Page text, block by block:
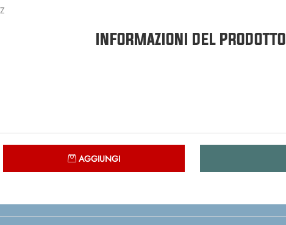
INFORMAZIONI DEL PRODOTTO
AGGIUNGI